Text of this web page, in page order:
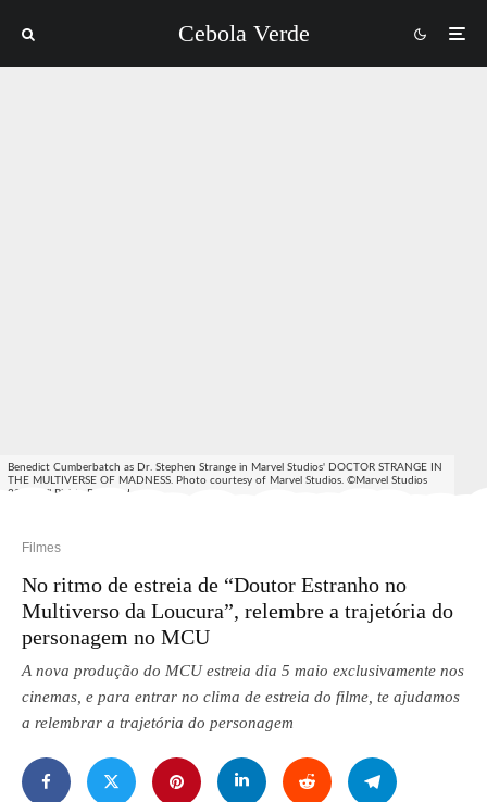
Cebola Verde
Benedict Cumberbatch as Dr. Stephen Strange in Marvel Studios' DOCTOR STRANGE IN
THE MULTIVERSE OF MADNESS. Photo courtesy of Marvel Studios. ©Marvel Studios
2022. All Rights Reserved.
Filmes
No ritmo de estreia de “Doutor Estranho no
Multiverso da Loucura”, relembre a trajetória do
personagem no MCU
A nova produção do MCU estreia dia 5 maio exclusivamente nos
cinemas, e para entrar no clima de estreia do filme, te ajudamos
a relembrar a trajetória do personagem